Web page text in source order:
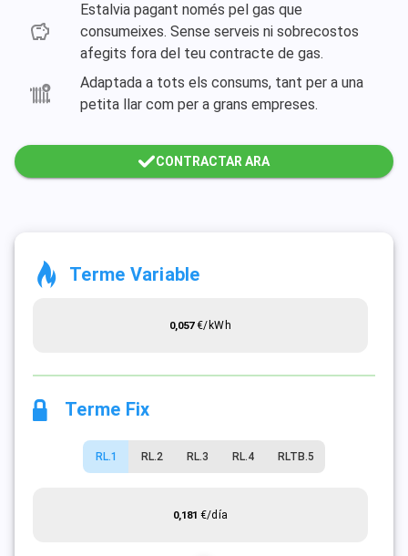
Estalvia pagant només pel gas que
consumeixes. Sense serveis ni sobrecostos
afegits fora del teu contracte de gas.
Adaptada a tots els consums, tant per a una
petita llar com per a grans empreses.
CONTRACTAR ARA
Terme Variable
0,057€/kWh
Terme Fix
RL.1 RL.2 RL.3 RL.4 RLTB.5
0,181 €/día